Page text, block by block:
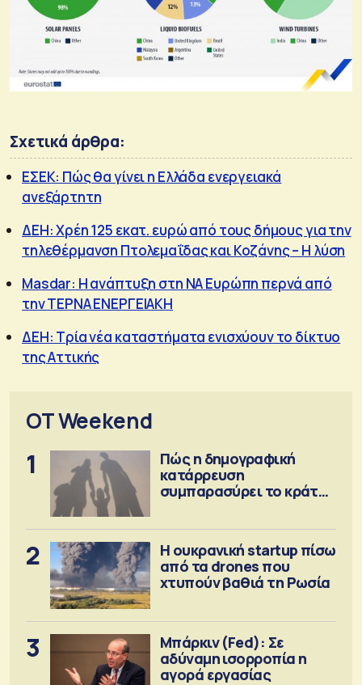
Σχετικά άρθρα:
ΕΣΕΚ: Πώς θα γίνει η Ελλάδα ενεργειακά
ανεξάρτητη
ΔΕΗ: Χρέη 125 εκατ. ευρώ από τους δήμους για την
τηλεθέρμανση Πτολεμαΐδας και Κοζάνης – Η λύση
Masdar: Η ανάπτυξη στη ΝΑ Ευρώπη περνά από
την ΤΕΡΝΑ ΕΝΕΡΓΕΙΑΚΗ
ΔΕΗ: Τρία νέα καταστήματα ενισχύουν το δίκτυο
της Αττικής
OT Weekend
1
Πώς η δημογραφική
κατάρρευση
συμπαρασύρει το κράτος
2
Η ουκρανική startup πίσω
από τα drones που
χτυπούν βαθιά τη Ρωσία
3
Μπάρκιν (Fed): Σε
αδύναμη ισορροπία η
αγορά εργασίας